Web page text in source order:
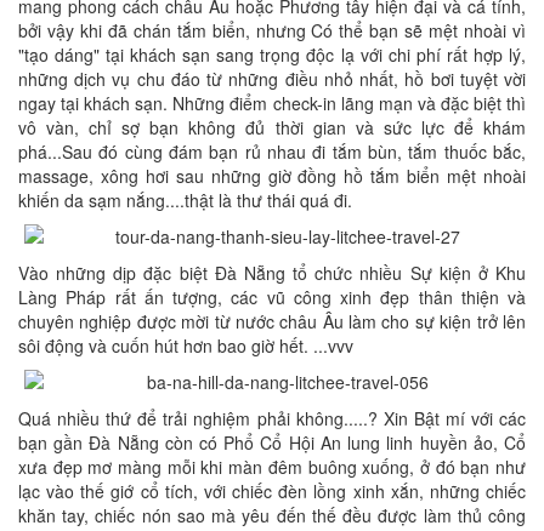
mang phong cách châu Âu hoặc Phương tây hiện đại và cá tính,
bởi vậy khi đã chán tắm biển, nhưng Có thể bạn sẽ mệt nhoài vì
"tạo dáng" tại khách sạn sang trọng độc lạ với chi phí rất hợp lý,
những dịch vụ chu đáo từ những điều nhỏ nhất, hồ bơi tuyệt vời
ngay tại khách sạn. Những điểm check-in lãng mạn và đặc biệt thì
vô vàn, chỉ sợ bạn không đủ thời gian và sức lực để khám
phá...Sau đó cùng đám bạn rủ nhau đi tắm bùn, tắm thuốc bắc,
massage, xông hơi sau những giờ đồng hồ tắm biển mệt nhoài
khiến da sạm nắng....thật là thư thái quá đi.
Vào những dịp đặc biệt Đà Nẵng tổ chức nhiều Sự kiện ở Khu
Làng Pháp rất ấn tượng, các vũ công xinh đẹp thân thiện và
chuyên nghiệp được mời từ nước châu Âu làm cho sự kiện trở lên
sôi động và cuốn hút hơn bao giờ hết. ...vvv
Quá nhiều thứ để trải nghiệm phải không.....? Xin Bật mí với các
bạn gần Đà Nẵng còn có Phổ Cổ Hội An lung linh huyền ảo, Cổ
xưa đẹp mơ màng mỗi khi màn đêm buông xuống, ở đó bạn như
lạc vào thế giớ cổ tích, với chiếc đèn lồng xinh xắn, những chiếc
khăn tay, chiếc nón sao mà yêu đến thế đều được làm thủ công